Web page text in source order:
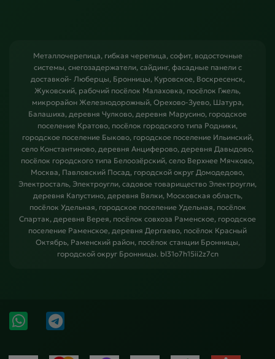
Металлочерепица, гибкая черепица, софит, водосточные
системы, снегозадержатели, сайдинг, фасадные панели с
доставкой- Люберцы, Бронницы, Куровское, Воскресенск,
Жуковский, рабочий посёлок Малаховка, посёлок Гжель,
микрорайон Железнодорожный, Орехово-Зуево, Шатура,
Балашиха, деревня Чулково, деревня Марусино, городское
поселение Кратово, посёлок городского типа Родники,
городское поселение Быково, городское поселение Ильинский,
село Константиново, деревня Анциферово, деревня Давыдово,
посёлок городского типа Белоозёрский, село Верхнее Мячково,
Москва, Павловский Посад, городской округ Домодедово,
Электросталь, Электроугли, садовое товарищество Электроугли,
деревня Капустино, деревня Вялки, Московская область,
посёлок Удельная, городское поселение Удельная, посёлок
Спартак, деревня Верея, посёлок совхоза Раменское, городское
поселение Раменское, деревня Дергаево, посёлок Красный
Октябрь, Раменский район, посёлок станции Бронницы,
городской округ Бронницы. bl31o7h15ii2z7cn